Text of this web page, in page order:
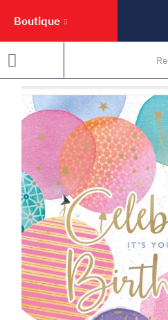
Boutique